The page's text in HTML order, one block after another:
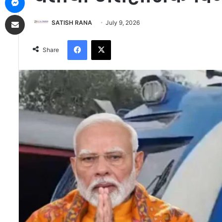
SATISH RANA July 9, 2026
Share
Facebook
X